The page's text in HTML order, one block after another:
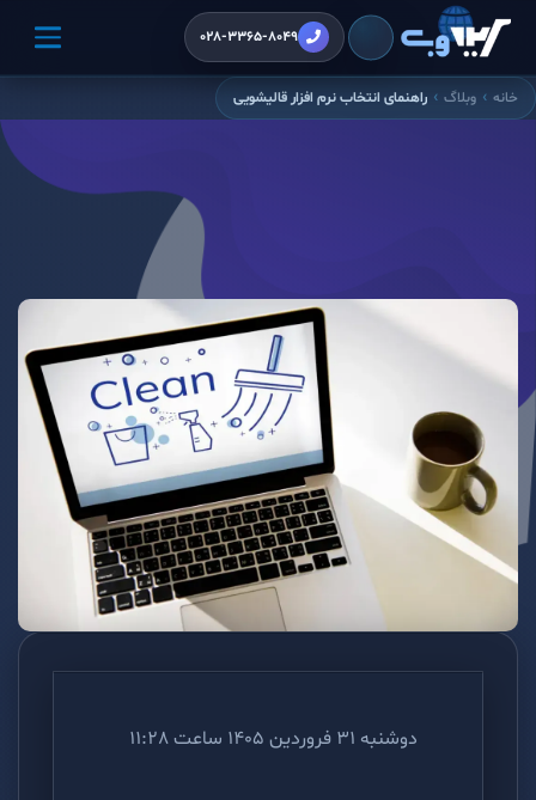
028-3365-8049
خانه وبلاگ راهنمای انتخاب نرم افزار قالیشویی
دوشنبه 31 فروردین 1405 ساعت 11:28